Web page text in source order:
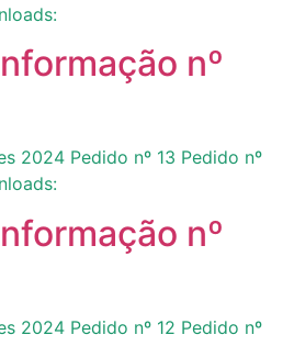
nº
2024 Pedido nº 13 Pedido nº
nº
2024 Pedido nº 12 Pedido nº